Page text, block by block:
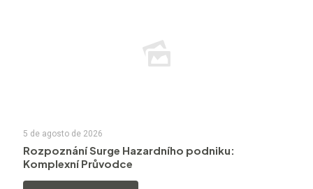
5 de agosto de 2026
Rozpoznání Surge Hazardního podniku:
Komplexní Průvodce